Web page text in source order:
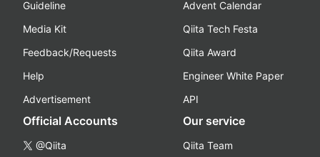
Guideline
Media Kit
Feedback/Requests
Help
Advertisement
Advent Calendar
Qiita Tech Festa
Qiita Award
Engineer White Paper
API
Official Accounts
@Qiita
Our service
Qiita Team